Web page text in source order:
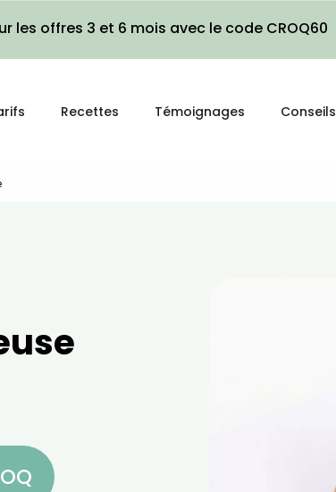
les offres 3 et 6 mois avec le code CROQ60
Recettes Témoignages Conseils